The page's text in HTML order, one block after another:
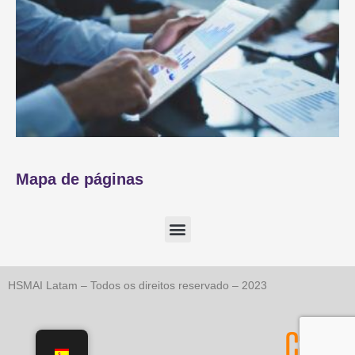
Mapa de páginas
HSMAI Latam – Todos os direitos reservado – 2023